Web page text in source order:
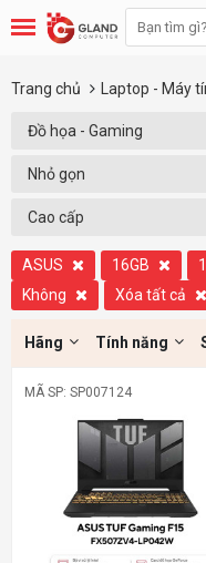
Trang chủ Laptop - Máy
Đồ họa - Gaming
Nhỏ gọn
Cao cấp
ASUS 16GB
Không
Xóa tất cả
Hãng Tính năng
MÃ SP: SP007124